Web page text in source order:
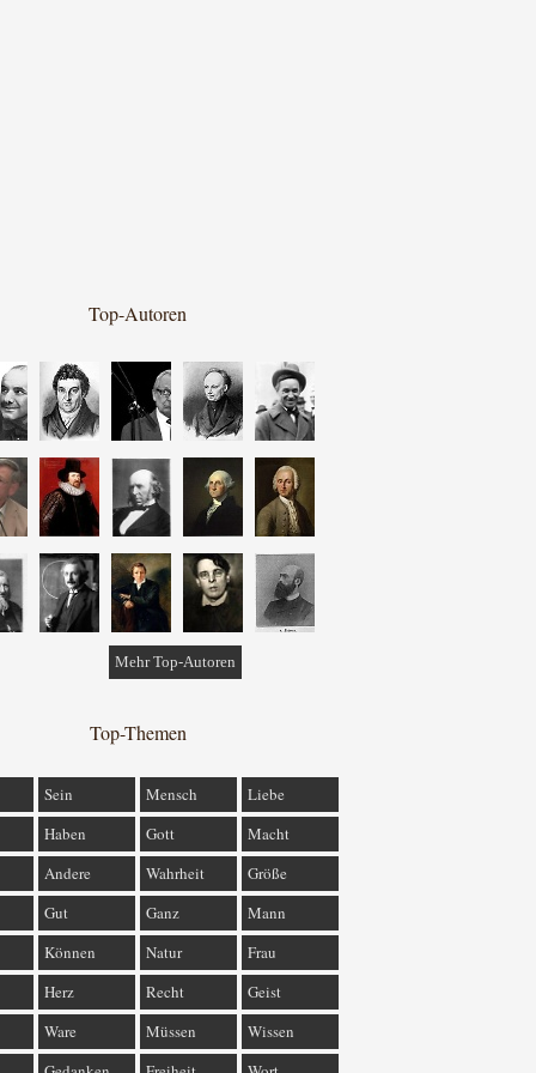
Top-Autoren
Mehr Top-Autoren
Top-Themen
Sein Mensch
Liebe
Haben Gott
Macht
Andere Wahrheit
Größe
Gut Ganz
Mann
Können Natur
Frau
Herz Recht
Geist
Ware Müssen
Wissen